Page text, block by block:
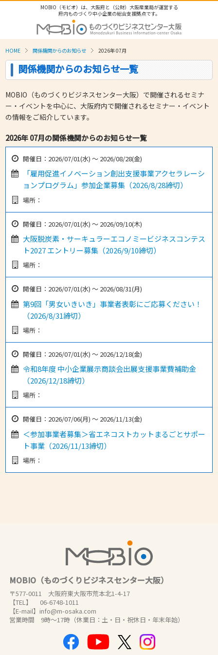
MOBIO（モビオ）は、大阪府と（公財）大阪産業局が運営する
府内ものづくり中小企業の総合支援拠点です。
HOME 関係機関からのお知らせ 2026年 07月
関係機関からのお知らせ一覧
MOBIO（ものづくりビジネスセンター大阪）で開催されるセミナ
ー・イベントを中心に、大阪府内で開催されるセミナー・イベント
の情報をご紹介しています。
2026年 07月の関係機関からのお知らせ一覧
開催日：2026/07/01(水) 〜 2026/08/28(金)
「雇用促進イノベーション創出支援事業アクセラレーシ
ョンプログラム」参加企業募集（2026/8/28締切）
場所：
開催日：2026/07/01(水) 〜 2026/09/10(木)
大阪脱炭素・サーキュラーエコノミービジネスコンテス
ト2027 エントリー募集（2026/9/10締切）
場所：
開催日：2026/07/01(水) 〜 2026/08/31(月)
第9回「男女いきいき」事業者表彰にご応募ください！
（2026/8/31締切）
場所：
開催日：2026/07/01(水) 〜 2026/12/18(金)
令和8年度 中小企業展示商談会出展支援事業費補助金
（2026/12/18締切）
場所：
開催日：2026/07/06(月) 〜 2026/11/13(金)
＜参加事業者募集＞省エネコストカットまるごとサポー
ト事業（2026/11/13締切）
場所：
MOBIO（ものづくりビジネスセンター大阪）
〒577-0011 大阪府東大阪市荒本北1-4-17
【TEL】 06-6748-1011
【E-mail】info@m-osaka.com
営業時間 9時～17時（休業日：土・日・祝休日・年末年始）